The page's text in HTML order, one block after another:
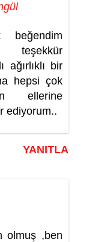
teşekkür
ağırlıklı bir
hepsi çok
ellerine
ediyorum..
YANITLA
olmuş ,ben